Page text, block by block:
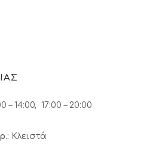
– 14:00, 17:00 – 20:00
Κλειστά